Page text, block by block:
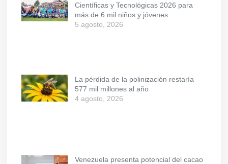
Científicas y Tecnológicas 2026 para
más de 6 mil niños y jóvenes
5 agosto, 2026
La pérdida de la polinización restaría
577 mil millones al año
4 agosto, 2026
Venezuela presenta potencial del cacao